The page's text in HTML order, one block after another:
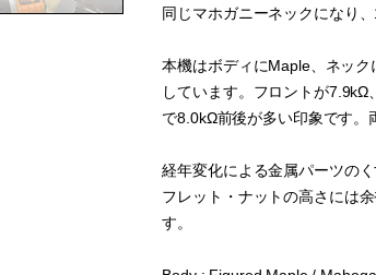
同じマホガニーネックになり
本機はボディにMaple、ネッ
しています。フロントが
で8.0kΩ前後が多い印象です。
経年変化による金属パーツの
フレット・ナットの高さには
す。